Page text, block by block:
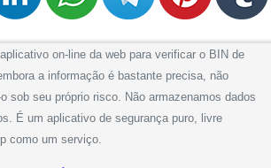
on-line da web para verificar o BIN de
a informação é bastante precisa, não
sob seu próprio risco. Não armazenamos dados
É um aplicativo de segurança puro, livre
como um serviço.